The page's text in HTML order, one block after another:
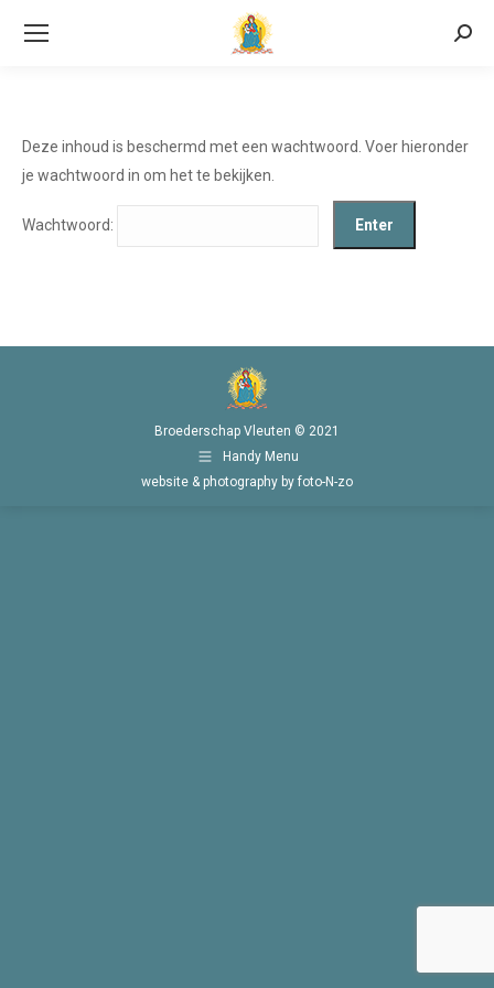
Deze inhoud is beschermd met een wachtwoord. Voer hieronder
je wachtwoord in om het te bekijken.
Wachtwoord:
Broederschap Vleuten © 2021
Handy Menu
website & photography by foto-N-zo